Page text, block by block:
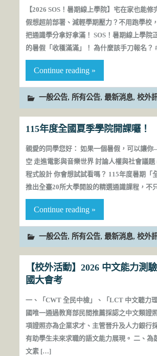
【2026 SOS！暑期線上學院】宅在家也能
假想超前部署、減輕學期壓力？不用跑學校
把通識學分拿好拿滿！ SOS！暑期線上學院
的暑假「收穫滿滿」！ 為什麼該手刀報名
Continue reading »
一般公告, 所有公告, 最新消息, 校外
115年度全國夏季學院開課囉！
親愛的同學您好： 如果一個暑假，可以讓
空 走進電影與音樂世界 討論人權與社會議
程式設計 你會想試試看嗎？ 115年度暑期「
推出全臺20所大學開設的精選通識課程，不
Continue reading »
一般公告, 所有公告, 最新消息, 校外
【校外活動】2026 中文能力測
國大會考
一、「CWT 全民中檢」、「LCT 中文聽力
國唯一通過教育部民間推薦採認之中文類證
項證照亦為企業求才、主管晉升及人力銀行
有助學生未來求職的語文能力展現。 二、為
文素 […]